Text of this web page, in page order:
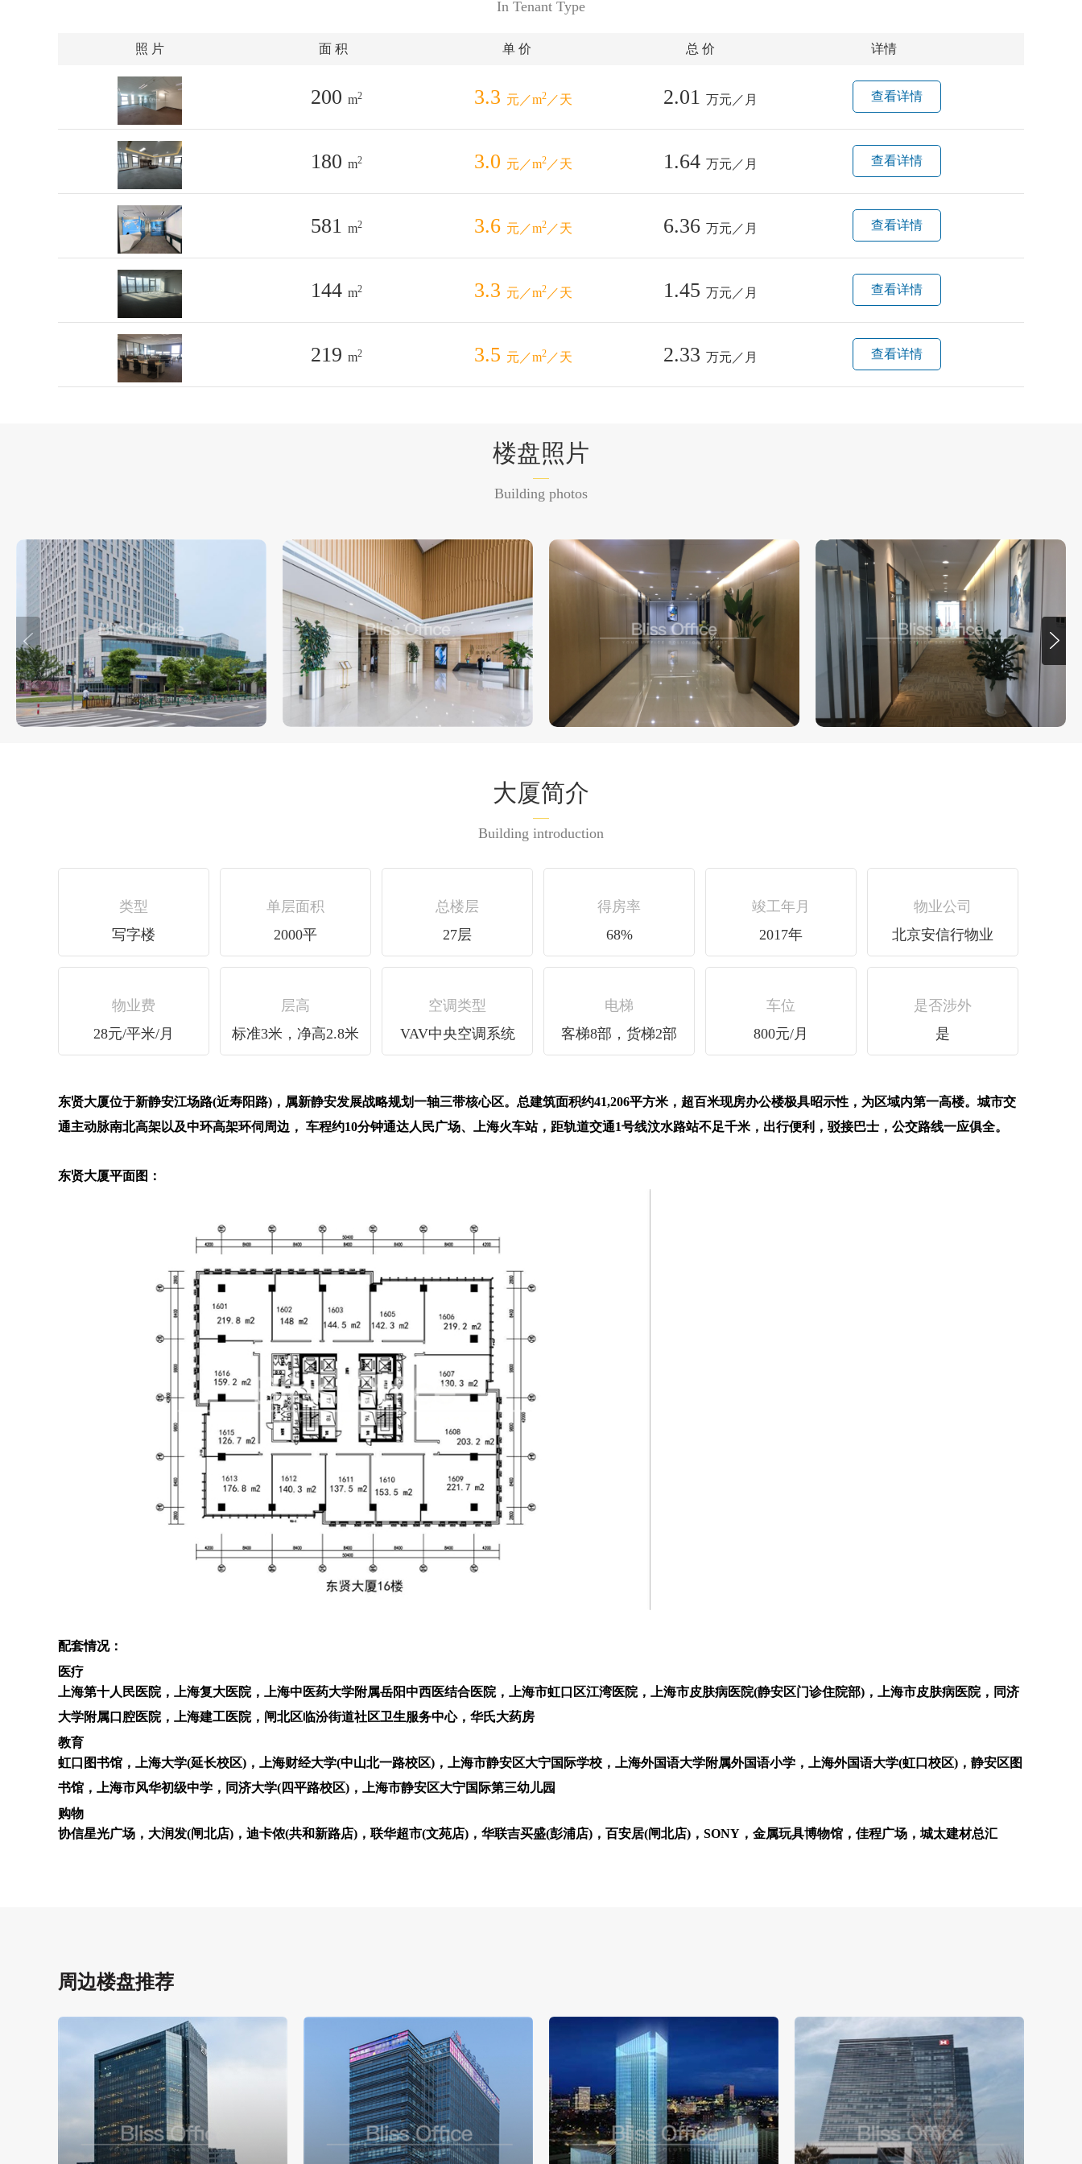
In Tenant Type
照 片 面 积 单 价 总 价 详情
200 m2 3.3 元／m2 ／天 2.01 万元／月 查看详情
180 m2 3.0 元／m2 ／天 1.64 万元／月 查看详情
581 m2 3.6 元／m2 ／天 6.36 万元／月 查看详情
144 m2 3.3 元／m2 ／天 1.45 万元／月 查看详情
219 m2 3.5 元／m2 ／天 2.33 万元／月 查看详情
楼盘照片
Building photos
大厦简介
Building introduction
类型
写字楼
单层面积
2000平
总楼层
27层
得房率
68%
竣工年月
2017年
物业公司
北京安信行物业
物业费
28元/平米/月
层高
标准3米，净高2.8米
空调类型
VAV中央空调系统
电梯
客梯8部，货梯2部
车位
800元/月
是否涉外
是
东贤大厦位于新静安江场路(近寿阳路)，属新静安发展战略规划一轴三带核心区。总建筑面积约41,206平方米，超百米现房办公楼极具昭示性，为区域内第一高楼。城市交
通主动脉南北高架以及中环高架环伺周边， 车程约10分钟通达人民广场、上海火车站，距轨道交通1号线汶水路站不足千米，出行便利，驳接巴士，公交路线一应俱全。
东贤大厦平面图：
配套情况：
医疗
上海第十人民医院，上海复大医院，上海中医药大学附属岳阳中西医结合医院，上海市虹口区江湾医院，上海市皮肤病医院(静安区门诊住院部)，上海市皮肤病医院，同济
大学附属口腔医院，上海建工医院，闸北区临汾街道社区卫生服务中心，华氏大药房
教育
虹口图书馆，上海大学(延长校区)，上海财经大学(中山北一路校区)，上海市静安区大宁国际学校，上海外国语大学附属外国语小学，上海外国语大学(虹口校区)，静安区图
书馆，上海市风华初级中学，同济大学(四平路校区)，上海市静安区大宁国际第三幼儿园
购物
协信星光广场，大润发(闸北店)，迪卡侬(共和新路店)，联华超市(文苑店)，华联吉买盛(彭浦店)，百安居(闸北店)，SONY，金属玩具博物馆，佳程广场，城太建材总汇
周边楼盘推荐